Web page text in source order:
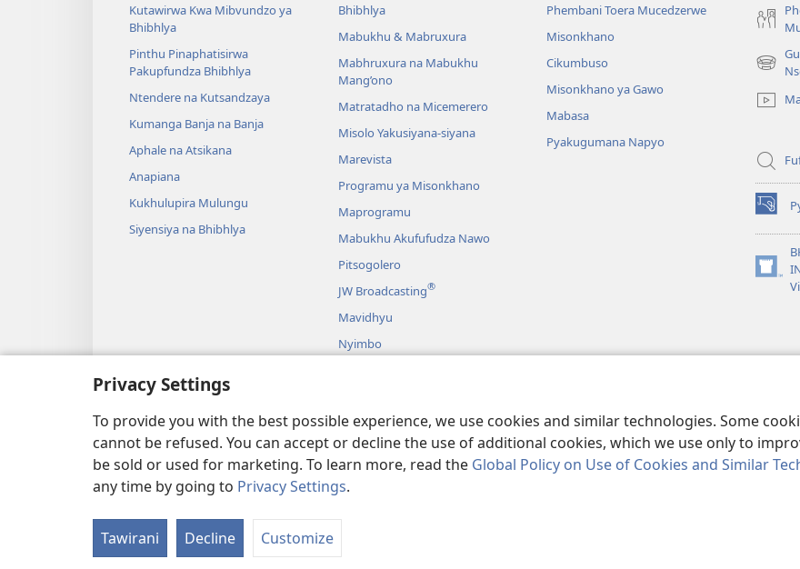
Privacy Settings
To provide you with the best possible experience, we use cookies and similar technologies. Some
cannot be refused. You can accept or decline the use of additional cookies, which we use only to
be sold or used for marketing. To learn more, read the Global Policy on Use of Cookies and Similar
any time by going to Privacy Settings.
Tawirani Decline Customize
Kutawirwa Kwa Mibvundzo ya
Bhibhlya
Pinthu Pinaphatisirwa
Pakupfundza Bhibhlya
Ntendere na Kutsandzaya
Kumanga Banja na Banja
Aphale na Atsikana
Anapiana
Kukhulupira Mulungu
Siyensiya na Bhibhlya
Bhibhlya
Mabukhu & Mabruxura
Mabhruxura na Mabukhu
Mang’ono
Matratadho na Micemerero
Misolo Yakusiyana-siyana
Marevista
Programu ya Misonkhano
Maprogramu
Mabukhu Akufufudza Nawo
Pitsogolero
JW Broadcasting®
Mavidhyu
Nyimbo
Dhrama
Phembani Toera Mucedzerwe
Misonkhano
Cikumbuso
Misonkhano ya Gawo
Mabasa
Pyakugumana Napyo
(opens
(opens
new
(opens
Copyright © 2026 Watch Tower Bible and Tract Society of Pennsylvania.